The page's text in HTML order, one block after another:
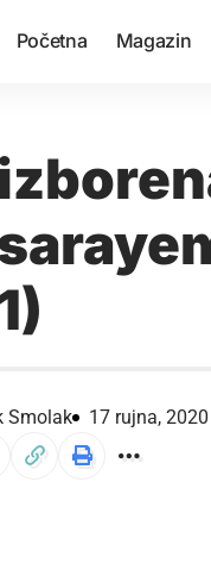
Početna Magazin
Smolak 17 rujna, 2020